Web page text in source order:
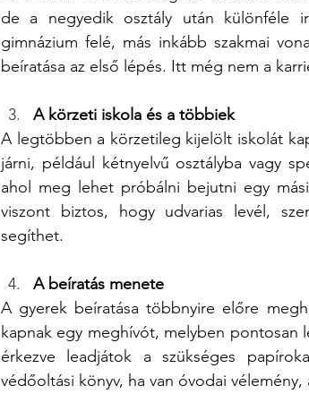
de a negyedik osztály után különféle
gimnázium felé, más inkább szakmai
beíratása az első lépés. Itt még nem a
A körzeti iskola és a többiek
A legtöbben a körzetileg kijelölt iskolát
járni, például kétnyelvű osztályba vagy
ahol meg lehet próbálni bejutni egy
viszont biztos, hogy udvarias levél,
segíthet.
A beíratás menete
A gyerek beíratása többnyire előre
kapnak egy meghívót, melyben pontosan
érkezve leadjátok a szükséges
védőoltási könyv, ha van óvodai